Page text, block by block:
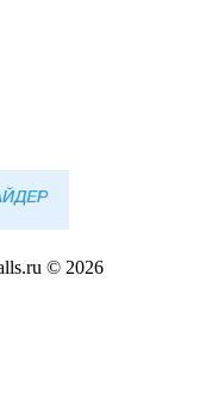
© 2026